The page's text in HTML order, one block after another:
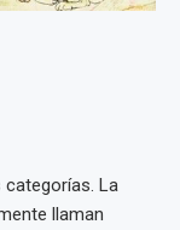
categorías. La
llaman